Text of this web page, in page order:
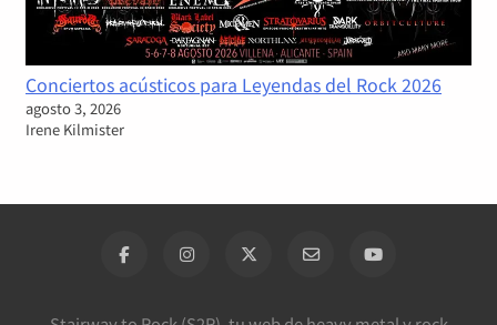
Conciertos acústicos para Leyendas del Rock 2026
agosto 3, 2026
Irene Kilmister